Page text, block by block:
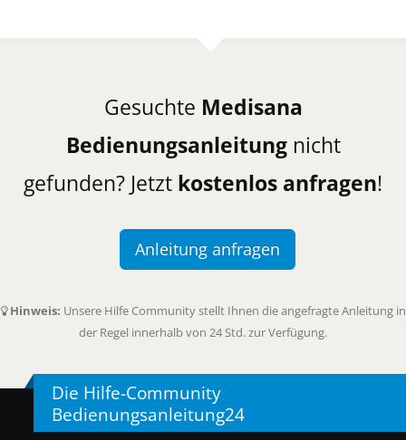
Gesuchte Medisana
Bedienungsanleitungnicht
gefunden? Jetzt kostenlos anfragen!
Anleitung anfragen
Hinweis: Unsere Hilfe Community stellt Ihnen die angefragte Anleitung in
der Regel innerhalb von 24 Std. zur Verfügung.
Die Hilfe-Community
Bedienungsanleitung24